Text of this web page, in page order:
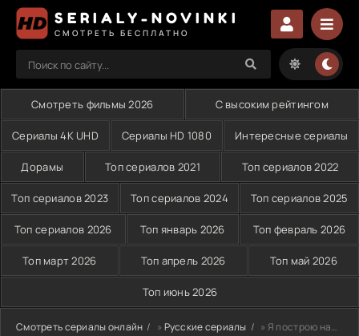
SERIALY-NOVINKI
СМОТРЕТЬ БЕСПЛАТНО
Смотреть фильмы 2026 С высоким рейтингом
Сериалы 4K UHD Сериалы HD 1080 Интересные сериалы
Дорамы Топ сериалов 2021 Топ сериалов 2022
Топ сериалов 2023 Топ сериалов 2024 Топ сериалов 2025
Топ сериалов 2026 Топ январь 2026 Топ февраль 2026
Топ март 2026 Топ апрель 2026 Топ май 2026
Топ июнь 2026
Смотреть сериалы онлайн » Русские сериалы » Я построю наш дом (2025)